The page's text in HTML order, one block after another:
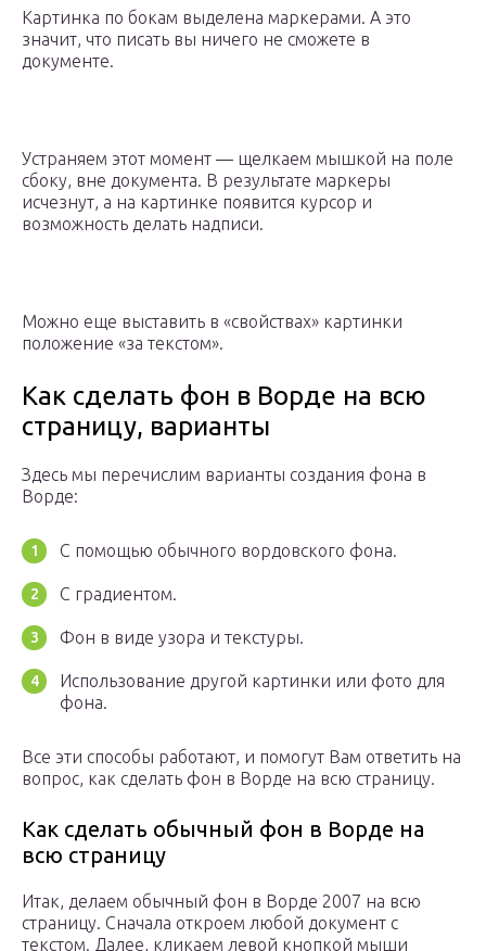
Картинка по бокам выделена маркерами. А это
значит, что писать вы ничего не сможете в
документе.
Устраняем этот момент — щелкаем мышкой на поле
сбоку, вне документа. В результате маркеры
исчезнут, а на картинке появится курсор и
возможность делать надписи.
Можно еще выставить в «свойствах» картинки
положение «за текстом».
Как сделать фон в Ворде на всю
страницу, варианты
Здесь мы перечислим варианты создания фона в
Ворде:
С помощью обычного вордовского фона.
С градиентом.
Фон в виде узора и текстуры.
Использование другой картинки или фото для
фона.
Все эти способы работают, и помогут Вам ответить на
вопрос, как сделать фон в Ворде на всю страницу.
Как сделать обычный фон в Ворде на
всю страницу
Итак, делаем обычный фон в Ворде 2007 на всю
страницу. Сначала откроем любой документ с
текстом. Далее, кликаем левой кнопкой мыши